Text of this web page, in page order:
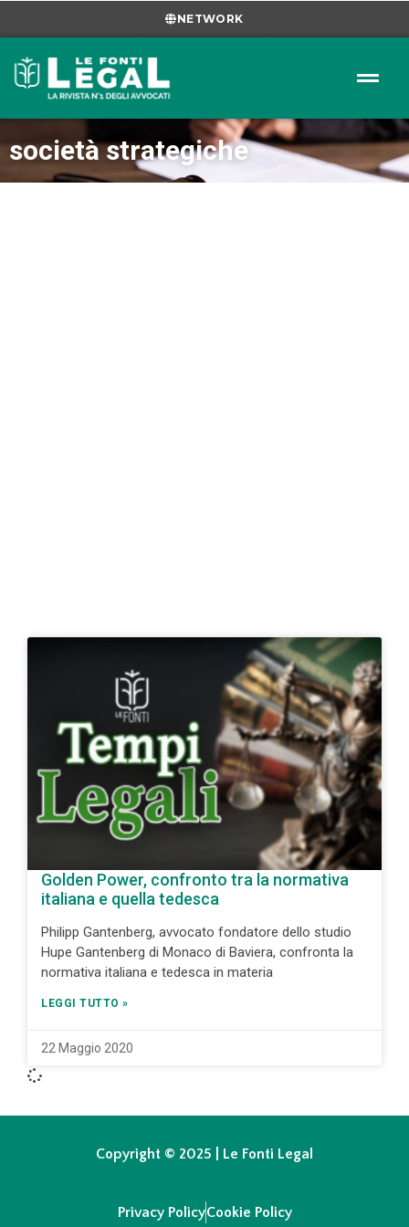
NETWORK
società strategiche
Golden Power, confronto tra la normativa
italiana e quella tedesca
Philipp Gantenberg, avvocato fondatore dello studio
Hupe Gantenberg di Monaco di Baviera, confronta la
normativa italiana e tedesca in materia
LEGGI TUTTO »
22 Maggio 2020
Copyright © 2025 | Le Fonti Legal
Privacy PolicyCookie Policy